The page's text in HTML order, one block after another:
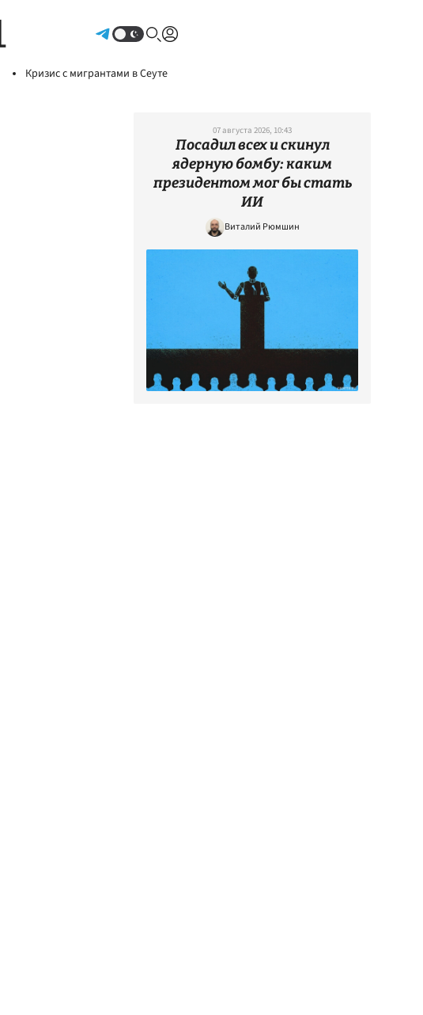
Кризис с мигрантами в Сеуте
07 августа 2026, 10:43
Посадил всех и скинул
ядерную бомбу: каким
президентом мог бы стать
ИИ
Виталий Рюмшин